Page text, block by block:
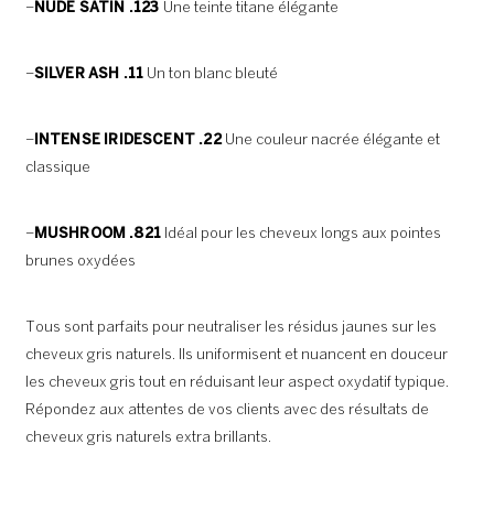
–NUDE SATIN .123 Une teinte titane élégante
–SILVER ASH .11 Un ton blanc bleuté
–INTENSE IRIDESCENT .22Une couleur nacrée élégante et
classique
–MUSHROOM .821 Idéal pour les cheveux longs aux pointes
brunes oxydées
Tous sont parfaits pour neutraliser les résidus jaunes sur les
cheveux gris naturels. Ils uniformisent et nuancent en douceur
les cheveux gris tout en réduisant leur aspect oxydatif typique.
Répondez aux attentes de vos clients avec des résultats de
cheveux gris naturels extra brillants.